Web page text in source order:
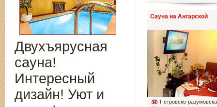
Сауна на Ангарской
Петровско-
Двухъярусная
сауна!
Интересный
дизайн! Уют и